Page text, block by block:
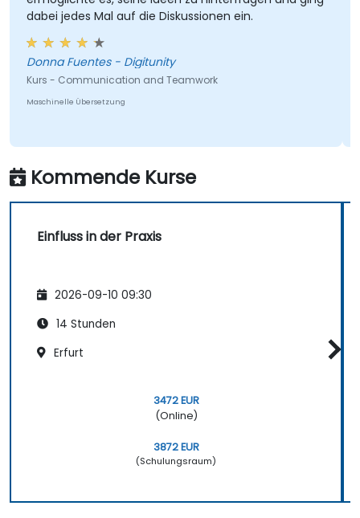
dabei jedes Mal auf die Diskussionen ein.
Donna Fuentes - Digitunity
Kurs - Communication and Teamwork
Maschinelle Übersetzung
Kommende Kurse
Einfluss in der Praxis
2026-09-10 09:30
14 Stunden
Erfurt
3472 EUR
(Online)
3872 EUR
(Schulungsraum)